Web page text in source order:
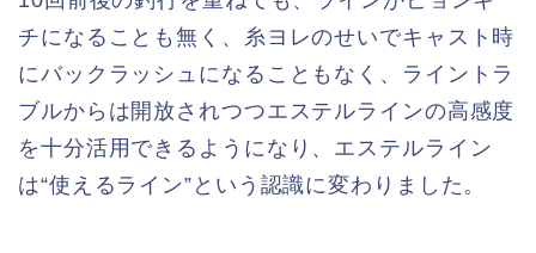
チになることも無く、糸ヨレのせいでキャスト時
にバックラッシュになることもなく、ライントラ
ブルからは開放されつつエステルラインの高感度
を十分活用できるようになり、エステルライン
は“使えるライン”という認識に変わりました。